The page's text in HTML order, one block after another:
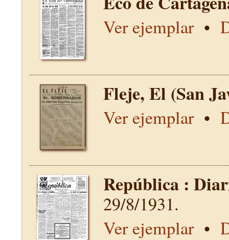
Ver ejemplar•
Fleje, El (San
Ver ejemplar•
República :
29/8/1931.
Ver ejemplar•